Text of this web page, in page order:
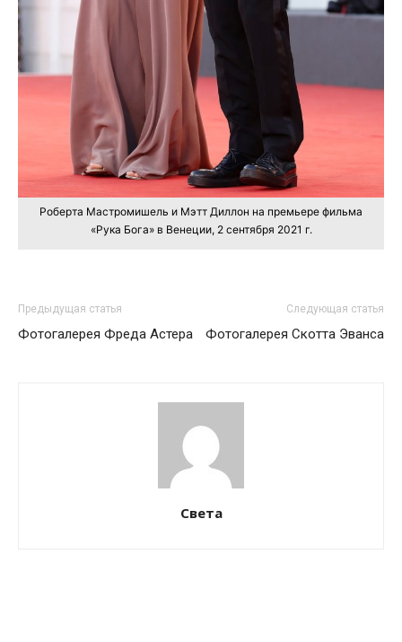
Роберта Мастромишель и Мэтт Диллон на премьере фильма
«Рука Бога» в Венеции, 2 сентября 2021 г.
Предыдущая статья
Фотогалерея Фреда Астера
Следующая статья
Фотогалерея Скотта Эванса
Света